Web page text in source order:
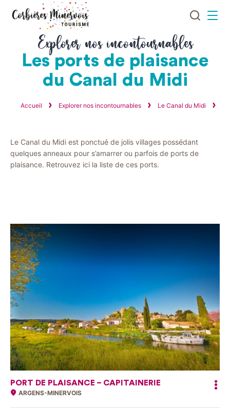
Corbières
Minervois
Tourisme
JeMenu
Explorer nos incontournables
Les ports de plaisance
du Canal du Midi
Accueil Explorer nos incontournables Le Canal du Midi
Le Canal du Midi est ponctué de jolis villages possédant
quelques anneaux pour s’amarrer ou parfois de ports de
plaisance. Retrouvez ici la liste de ces ports.
PORT DE PLAISANCE – CAPITAINERIE
ARGENS-MINERVOIS